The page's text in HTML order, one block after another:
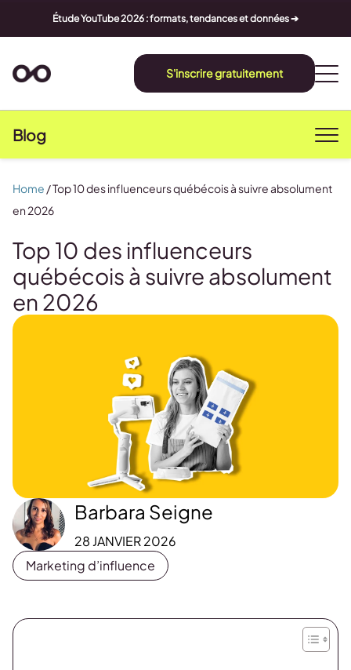
Étude YouTube 2026 : formats, tendances et données ➔
S'inscrire gratuitement
Blog
Top 10 des influenceurs
québécois à suivre absolument
en 2026
Barbara Seigne
28 JANVIER 2026
Marketing d’influence
Home /Top 10 des influenceurs québécois à suivre absolument
en 2026